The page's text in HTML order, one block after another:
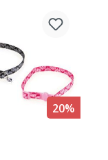
20%